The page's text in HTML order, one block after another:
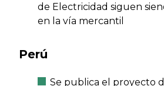
de Electricidad siguen
en la vía mercantil
Perú
Se publica el proyecto